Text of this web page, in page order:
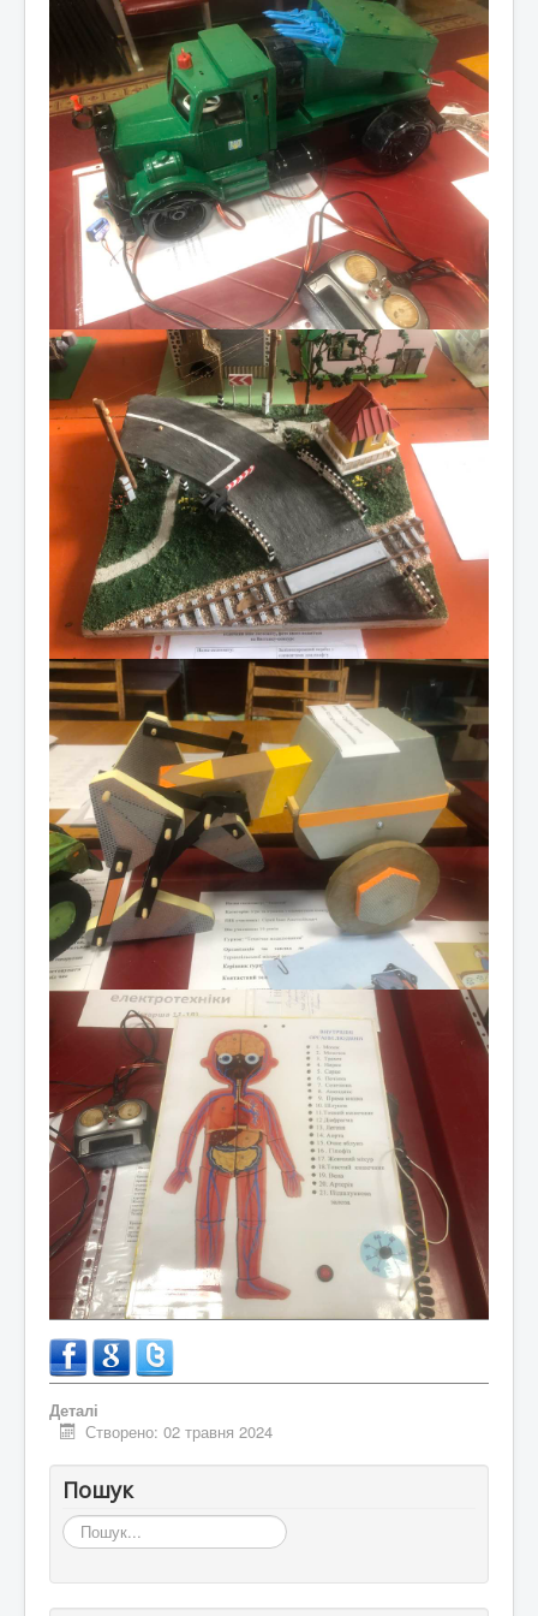
Деталі
Створено: 02 травня 2024
Пошук
Пошук...